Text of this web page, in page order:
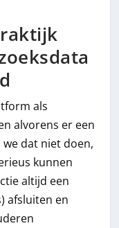
als
alvorens er een
dat niet doen,
kunnen
altijd een
afsluiten en